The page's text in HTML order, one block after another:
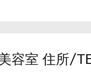
容室 住所/